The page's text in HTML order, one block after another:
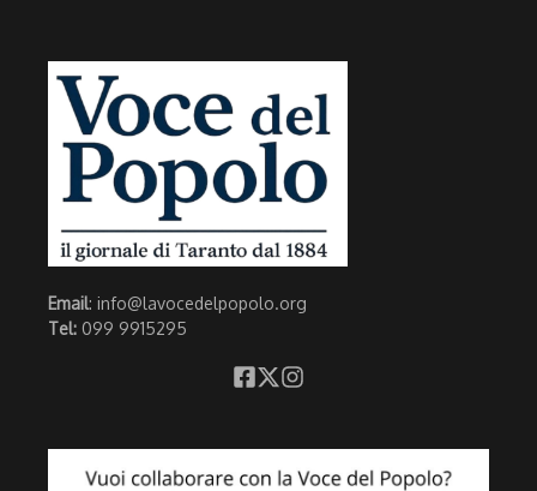
Email: info@lavocedelpopolo.org
Tel: 099 9915295